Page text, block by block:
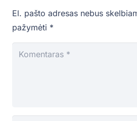
El. pašto adresas nebus
pažymėti *